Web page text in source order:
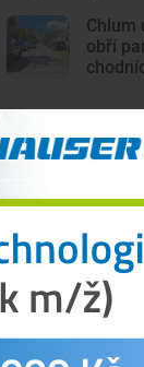
Chlum
obří
Lidé
Vedra